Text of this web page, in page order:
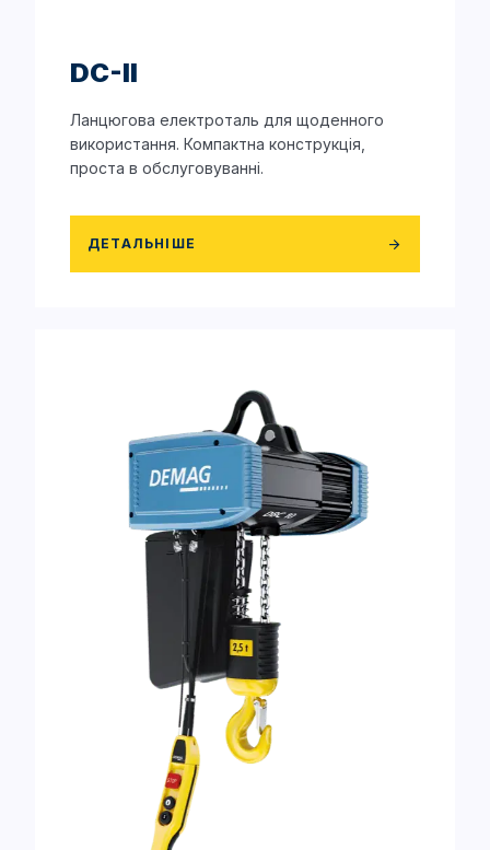
DC-II
Ланцюгова електроталь для щоденного
використання. Компактна конструкція,
проста в обслуговуванні.
ДЕТАЛЬНІШЕ arrow_forward